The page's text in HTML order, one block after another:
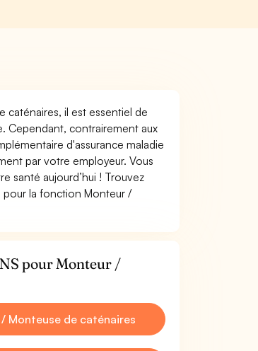
caténaires, il est essentiel de
Cependant, contrairement aux
d'assurance maladie
par votre employeur. Vous
santé aujourd’hui ! Trouvez
pour la fonction Monteur /
pour Monteur /
Monteuse de caténaires